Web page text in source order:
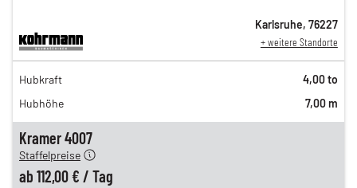
Kramer 4007
194,00 €
162,00 €
135,00 €
Staffelpreise
ab 112,00 € / Tag
12,00 €
Karlsruhe, 76227
+ weitere Standorte
Hubkraft
4,00 to
Hubhöhe
7,00 m